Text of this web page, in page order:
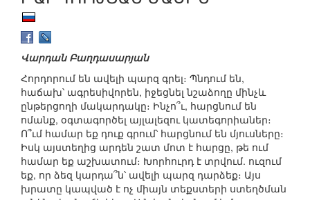
Վարդան Բաղդասարյան
Հորդորում են ավելի պարզ գրել։ Պնդում են,
հաճախ՝ ագրեսիվորեն, իջեցնել նշաձողը մինչև
ընթերցողի մակարդակը։ Ինչո՞ւ, հարցնում են
ոմանք, օգտագործել այլալեզու կատեգորիաներ։
Ո՞ւմ համար եք դուք գրում՝ հարցնում են մյուսները։
Իսկ այստեղից արդեն շատ մոտ է հարցը, թե ում
համար եք աշխատում։ Խորհուրդ է տրվում. ուզում
եք, որ ձեզ կարդա՞ն՝ ավելի պարզ դարձեք։ Այս
խրատը կապված է ոչ միայն տեքստերի ստեղծման